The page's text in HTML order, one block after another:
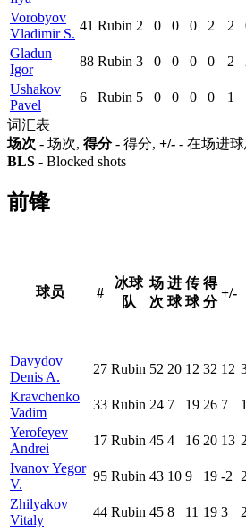
Vorobyov
Vladimir S.
41 Rubin 2 0 0 0 2 2
Gladun
Igor
88 Rubin 3 0 0 0 0 2
Ushakov
Pavel
6 Rubin 5 0 0 0 0 1
词汇表
场次 - 场次, 得分- 得分, +/- - 在场进
BLS - Blocked shots
前锋
球员 #
冰球
队
场
次
进
球
传
球
得
分
+/-
Davydov
Denis A.
27 Rubin 52 20 12 32 12
Kravchenko
Vadim
33 Rubin 24 7 19 26 7
Yerofeyev
Andrei
17 Rubin 45 4 16 20 13
Ivanov Yegor
V.
95 Rubin 43 10 9 19 -2
Zhilyakov
Vitaly
44 Rubin 45 8 11 19 3